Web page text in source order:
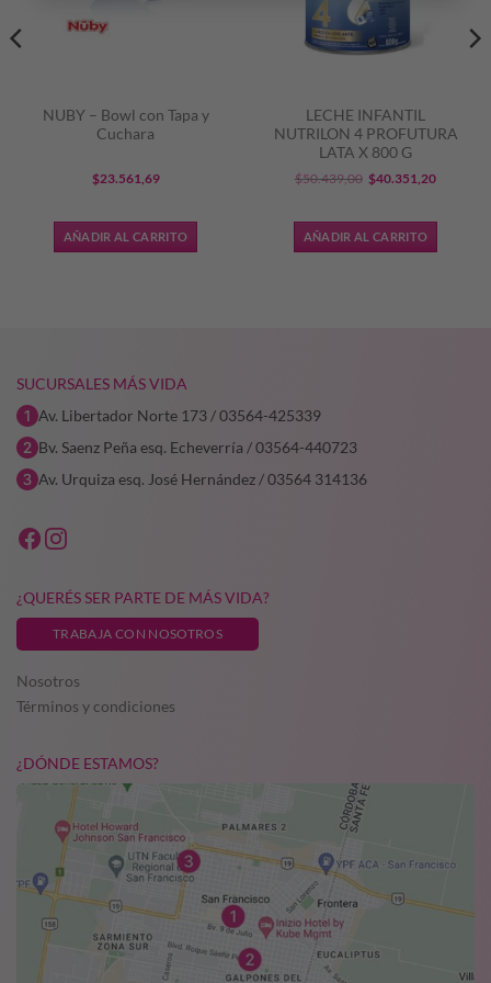
NUBY – Bowl con Tapa y
Cuchara
$23.561,69
AÑADIR AL CARRITO
LECHE INFANTIL
NUTRILON 4 PROFUTURA
LATA X 800 G
$50.439,00 El
original
era:
$40.351,20El
es:
AÑADIR AL CARRITO
SUCURSALES MÁS VIDA
Av. Libertador Norte 173 / 03564-425339
Bv. Saenz Peña esq. Echeverría / 03564-440723
Av. Urquiza esq. José Hernández / 03564 314136
¿QUERÉS SER PARTE DE MÁS VIDA?
TRABAJA CON NOSOTROS
Nosotros
Términos y condiciones
¿DÓNDE ESTAMOS?